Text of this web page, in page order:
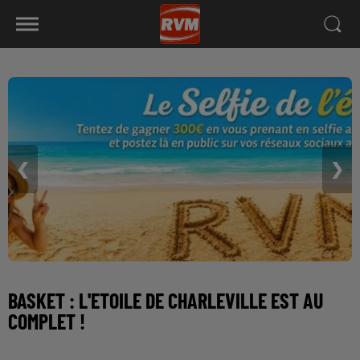
❮ ❯
BASKET : L'ETOILE DE CHARLEVILLE EST AU
COMPLET !